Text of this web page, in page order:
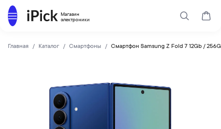
Магазин
электроники
Каталог
Поиск
Главная Каталог Смартфоны Смартфон Samsung Z Fold 7 12Gb /